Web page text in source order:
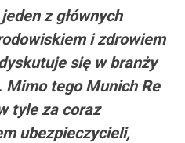
z głównych
i zdrowiem
się w branży
Mimo tego Munich Re
tyle za coraz
ubezpieczycieli,